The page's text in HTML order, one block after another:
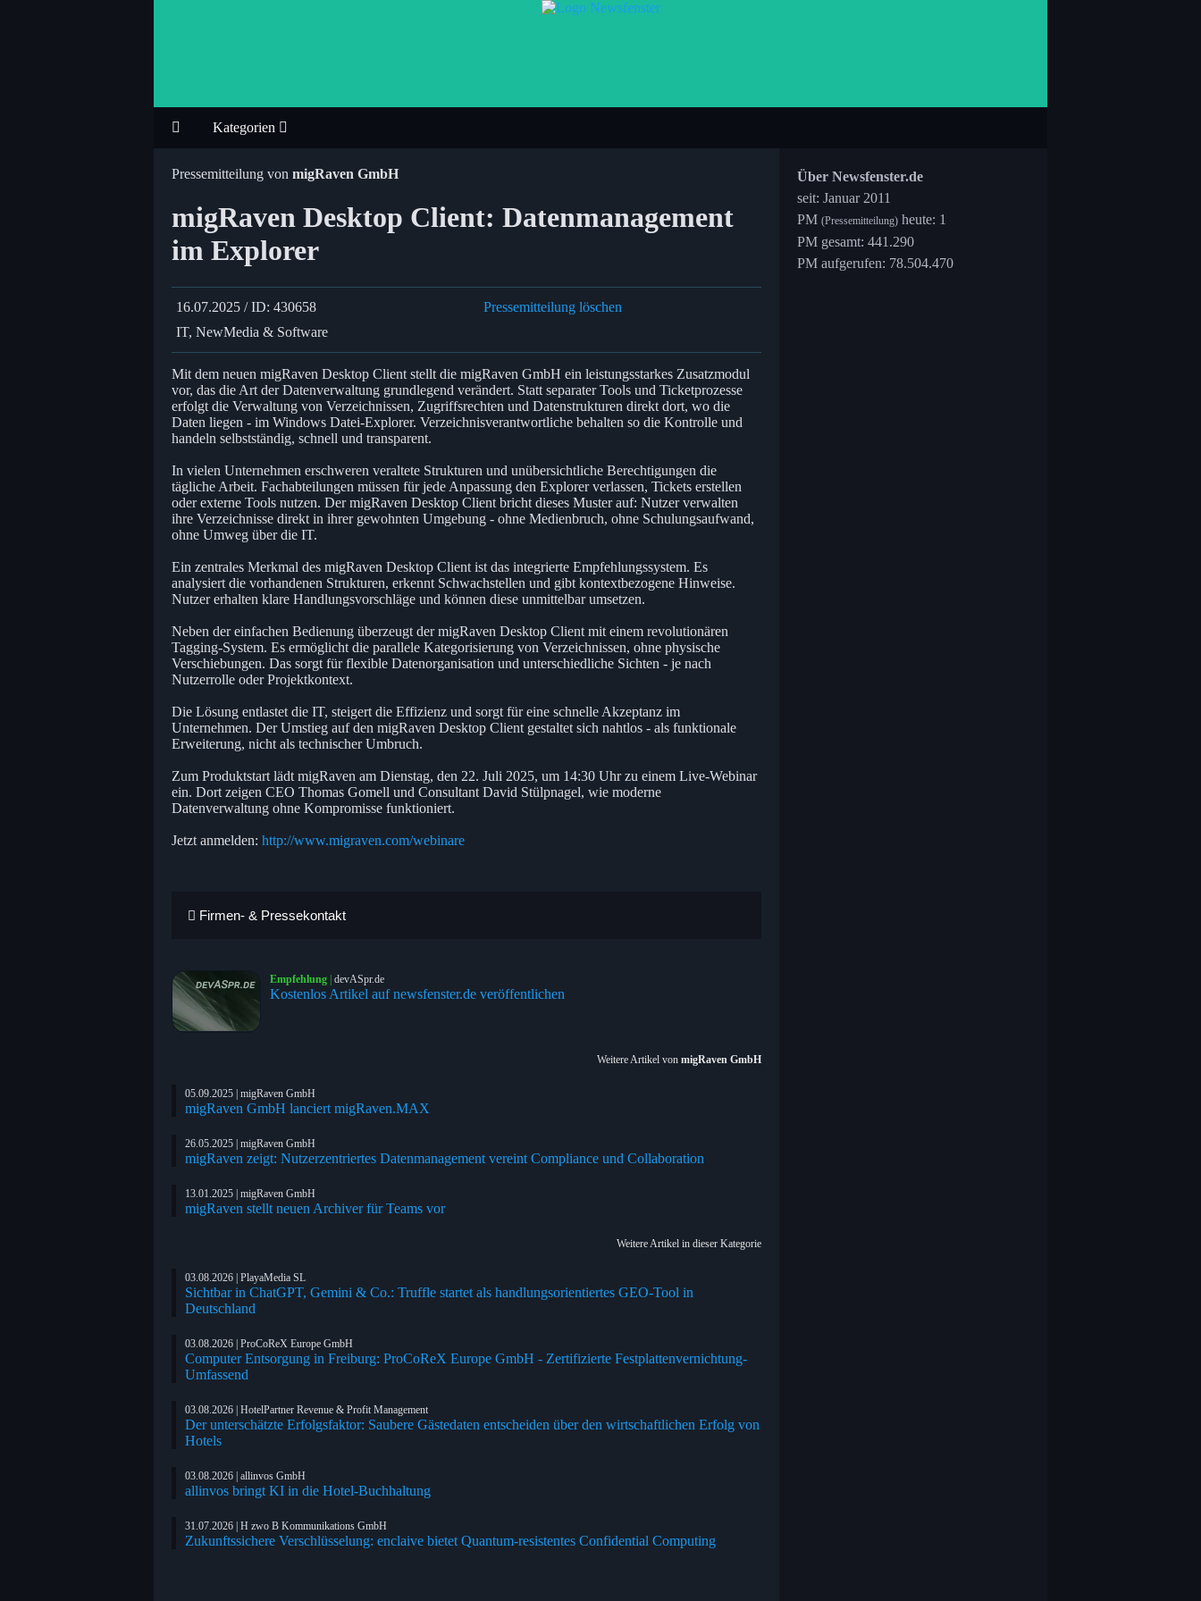
Kategorien
Pressemitteilung von migRaven GmbH
migRaven Desktop Client: Datenmanagement
im Explorer
16.07.2025 / ID: 430658
Pressemitteilung löschen
IT, NewMedia & Software
Mit dem neuen migRaven Desktop Client stellt die migRaven GmbH ein leistungsstarkes Zusatzmodul
vor, das die Art der Datenverwaltung grundlegend verändert. Statt separater Tools und Ticketprozesse
erfolgt die Verwaltung von Verzeichnissen, Zugriffsrechten und Datenstrukturen direkt dort, wo die
Daten liegen - im Windows Datei-Explorer. Verzeichnisverantwortliche behalten so die Kontrolle und
handeln selbstständig, schnell und transparent.
In vielen Unternehmen erschweren veraltete Strukturen und unübersichtliche Berechtigungen die
tägliche Arbeit. Fachabteilungen müssen für jede Anpassung den Explorer verlassen, Tickets erstellen
oder externe Tools nutzen. Der migRaven Desktop Client bricht dieses Muster auf: Nutzer verwalten
ihre Verzeichnisse direkt in ihrer gewohnten Umgebung - ohne Medienbruch, ohne Schulungsaufwand,
ohne Umweg über die IT.
Ein zentrales Merkmal des migRaven Desktop Client ist das integrierte Empfehlungssystem. Es
analysiert die vorhandenen Strukturen, erkennt Schwachstellen und gibt kontextbezogene Hinweise.
Nutzer erhalten klare Handlungsvorschläge und können diese unmittelbar umsetzen.
Neben der einfachen Bedienung überzeugt der migRaven Desktop Client mit einem revolutionären
Tagging-System. Es ermöglicht die parallele Kategorisierung von Verzeichnissen, ohne physische
Verschiebungen. Das sorgt für flexible Datenorganisation und unterschiedliche Sichten - je nach
Nutzerrolle oder Projektkontext.
Die Lösung entlastet die IT, steigert die Effizienz und sorgt für eine schnelle Akzeptanz im
Unternehmen. Der Umstieg auf den migRaven Desktop Client gestaltet sich nahtlos - als funktionale
Erweiterung, nicht als technischer Umbruch.
Zum Produktstart lädt migRaven am Dienstag, den 22. Juli 2025, um 14:30 Uhr zu einem Live-Webinar
ein. Dort zeigen CEO Thomas Gomell und Consultant David Stülpnagel, wie moderne
Datenverwaltung ohne Kompromisse funktioniert.
Jetzt anmelden: http://www.migraven.com/webinare
Firmen- & Pressekontakt
Empfehlung | devASpr.de
Kostenlos Artikel auf newsfenster.de veröffentlichen
Weitere Artikel von migRaven GmbH
05.09.2025 | migRaven GmbH
migRaven GmbH lanciert migRaven.MAX
26.05.2025 | migRaven GmbH
migRaven zeigt: Nutzerzentriertes Datenmanagement vereint Compliance und Collaboration
13.01.2025 | migRaven GmbH
migRaven stellt neuen Archiver für Teams vor
Weitere Artikel in dieser Kategorie
03.08.2026 | PlayaMedia SL
Sichtbar in ChatGPT, Gemini & Co.: Truffle startet als handlungsorientiertes GEO-Tool in
Deutschland
03.08.2026 | ProCoReX Europe GmbH
Computer Entsorgung in Freiburg: ProCoReX Europe GmbH - Zertifizierte Festplattenvernichtung-
Umfassend
03.08.2026 | HotelPartner Revenue & Profit Management
Der unterschätzte Erfolgsfaktor: Saubere Gästedaten entscheiden über den wirtschaftlichen Erfolg von
Hotels
03.08.2026 | allinvos GmbH
allinvos bringt KI in die Hotel-Buchhaltung
31.07.2026 | H zwo B Kommunikations GmbH
Zukunftssichere Verschlüsselung: enclaive bietet Quantum-resistentes Confidential Computing
Über Newsfenster.de
seit: Januar 2011
PM (Pressemitteilung) heute: 1
PM gesamt: 441.290
PM aufgerufen: 78.504.470